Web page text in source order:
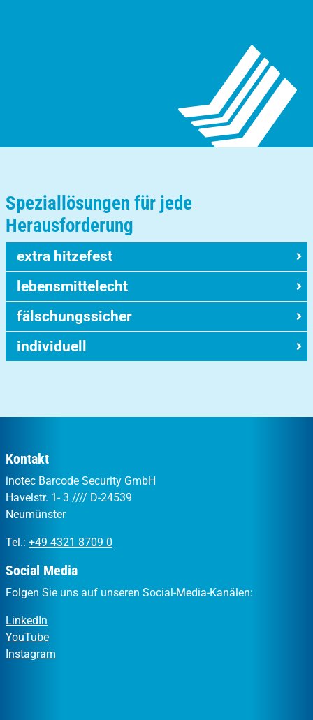
Speziallösungen für jede
Herausforderung
extra hitzefest
lebensmittelecht
fälschungssicher
individuell
Kontakt
inotec Barcode Security GmbH
Havelstr. 1- 3 //// D-24539
Neumünster
Tel.: +49 4321 8709 0
Social Media
Folgen Sie uns auf unseren Social-Media-Kanälen:
LinkedIn
YouTube
Instagram